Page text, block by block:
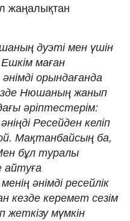
жаңалықтан
дуэті мен үшін
маған
орындағанда
Нюшаның жанып
әріптестерім:
Ресейден келіп
Мақтанбайсың ба,
бұл туралы
айтуға
әнімді ресейлік
кезде керемет сезім
мүмкін